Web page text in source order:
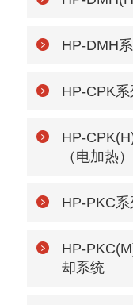
HP-DMH
HP-CPK
HP-
（电加热）
HP-PKC
HP-
却系统